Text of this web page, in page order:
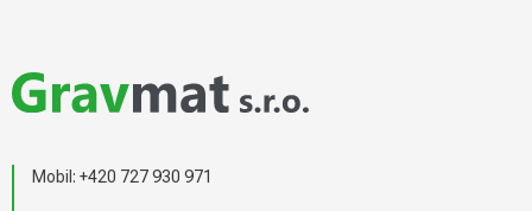
p
a
Mobil: +420 727 930 971